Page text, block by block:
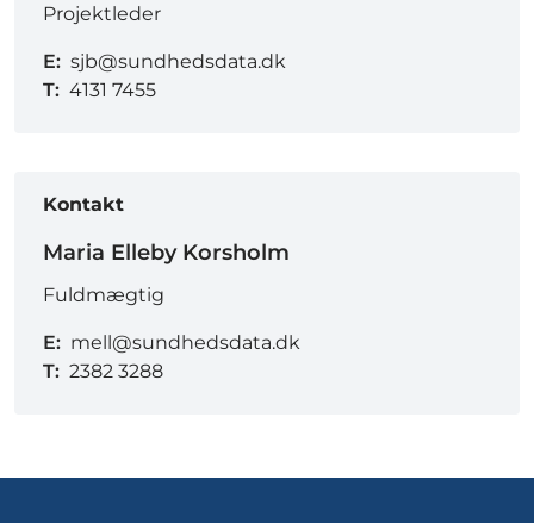
Projektleder
E: sjb@sundhedsdata.dk
T: 4131 7455
Kontakt
Maria Elleby Korsholm
Fuldmægtig
E: mell@sundhedsdata.dk
T: 2382 3288